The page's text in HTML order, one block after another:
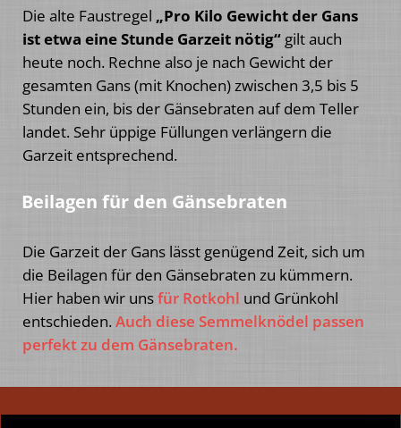
Die alte Faustregel „Pro Kilo Gewicht der Gans
ist etwa eine Stunde Garzeit nötig“ gilt auch
heute noch. Rechne also je nach Gewicht der
gesamten Gans (mit Knochen) zwischen 3,5 bis 5
Stunden ein, bis der Gänsebraten auf dem Teller
landet. Sehr üppige Füllungen verlängern die
Garzeit entsprechend.
Beilagen für den Gänsebraten
Die Garzeit der Gans lässt genügend Zeit, sich um
die Beilagen für den Gänsebraten zu kümmern.
Hier haben wir unsfür Rotkohl und Grünkohl
entschieden.Auch diese Semmelknödel passen
perfekt zu dem Gänsebraten.